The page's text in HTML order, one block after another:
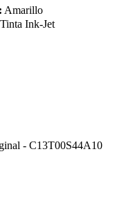
Amarillo
Tinta Ink-Jet
- C13T00S44A10